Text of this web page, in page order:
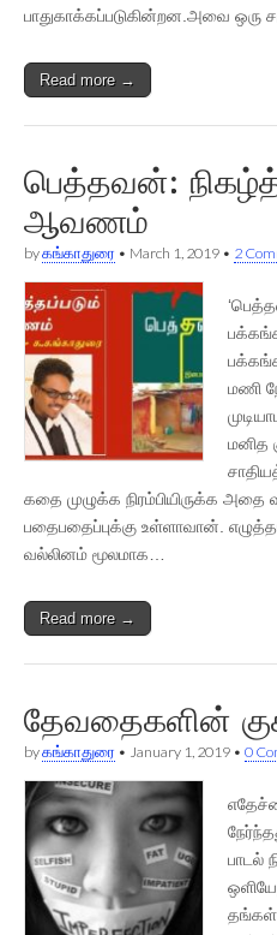
பாதுகாக்கப்படுகின்றன.அவை ஒரு
Read more →
பெத்தவன்:
ஆவணம்
byகங்காதுரை • March 1, 2019 • 2
மணி
மனித
கதை முழுக்க நிரம்பியிருக்க அதை
பதைபதைப்புக்கு உள்ளாவான்.
வல்லினம் மூலமாக…
Read more →
தேவதைகளின்
byகங்காதுரை • January 1, 2019 • 0
பாடல்
தங்கள்